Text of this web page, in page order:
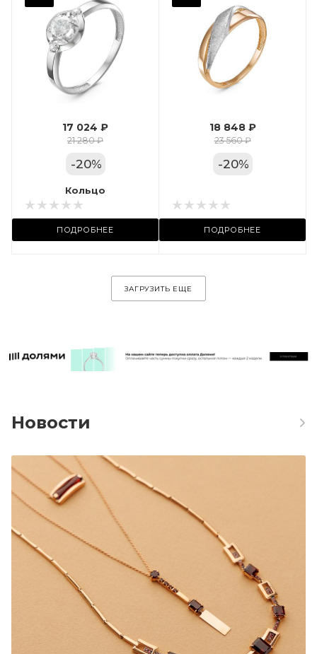
17 024 ₽
21 280 ₽
-20%
Кольцо
ПОДРОБНЕЕ
Вес драгметалла
Марка (бренд)
Дельта
Фианит
Цвет золота
КРАС
Местоположение:
ул. Пушкинская, 11А
18 848 ₽
23 560 ₽
-20%
ПОДРОБНЕЕ
ЗАГРУЗИТЬ ЕЩЕ
Новости